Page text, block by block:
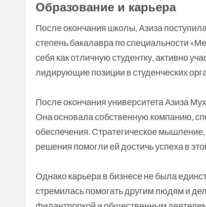
Образование и карьера
После окончания школы, Азиза
степень бакалавра по специальности
себя как отличную студентку, активно
лидирующие позиции в студенческих
После окончания университета Азиза
Она основала собственную компанию,
обеспечения. Стратегическое
решения помогли ей достичь успеха в
Однако карьера в бизнесе не была
стремилась помогать другим людям и